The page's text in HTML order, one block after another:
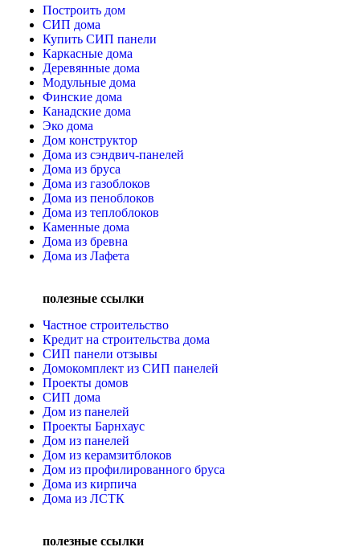
Построить дом
СИП дома
Купить СИП панели
Каркасные дома
Деревянные дома
Модульные дома
Финские дома
Канадские дома
Эко дома
Дом конструктор
Дома из сэндвич-панелей
Дома из бруса
Дома из газоблоков
Дома из пеноблоков
Дома из теплоблоков
Каменные дома
Дома из бревна
Дома из Лафета
полезные ссылки
Частное строительство
Кредит на строительства дома
СИП панели отзывы
Домокомплект из СИП панелей
Проекты домов
СИП дома
Дом из панелей
Проекты Барнхаус
Дом из панелей
Дом из керамзитблоков
Дом из профилированного бруса
Дома из кирпича
Дома из ЛСТК
полезные ссылки